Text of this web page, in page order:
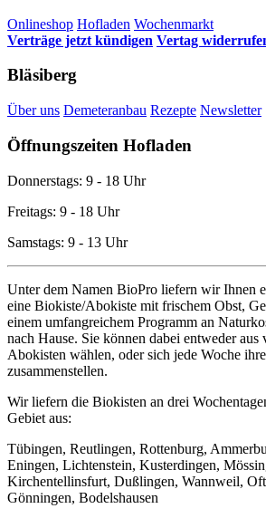
Onlineshop Hofladen Wochenmarkt
Verträge jetzt kündigen Vertag
Bläsiberg
Über uns Demeteranbau Rezepte Newsletter
Öffnungszeiten Hofladen
Donnerstags: 9 - 18 Uhr
Freitags: 9 - 18 Uhr
Samstags: 9 - 13 Uhr
Unter dem Namen BioPro liefern wir Ihnen
eine Biokiste/Abokiste mit frischem Obst,
einem umfangreichem Programm an
nach Hause. Sie können dabei entweder aus
Abokisten wählen, oder sich jede Woche
zusammenstellen.
Wir liefern die Biokisten an drei
Gebiet aus:
Tübingen, Reutlingen, Rottenburg,
Eningen, Lichtenstein, Kusterdingen,
Kirchentellinsfurt, Dußlingen, Wannweil,
Gönningen, Bodelshausen